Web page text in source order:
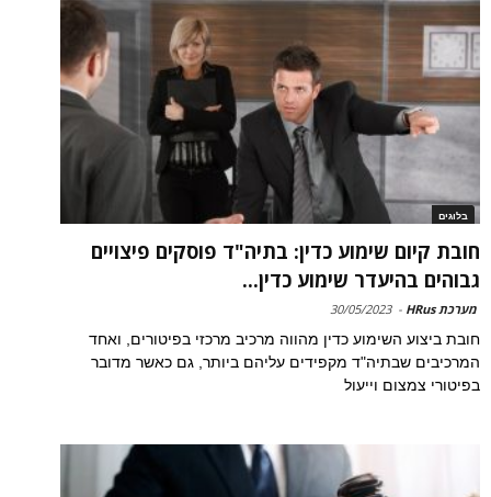
בלוגים
חובת קיום שימוע כדין: בתיה"ד פוסקים פיצויים
גבוהים בהיעדר שימוע כדין...
מערכת HRus -
30/05/2023
חובת ביצוע השימוע כדין מהווה מרכיב מרכזי בפיטורים, ואחד
המרכיבים שבתיה"ד מקפידים עליהם ביותר, גם כאשר מדובר
בפיטורי צמצום וייעול